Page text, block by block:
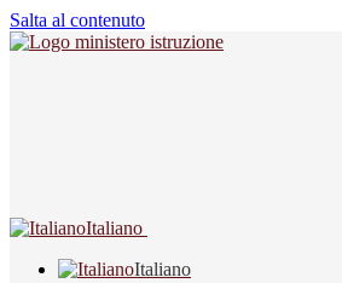
Salta al contenuto
Italiano
Italiano